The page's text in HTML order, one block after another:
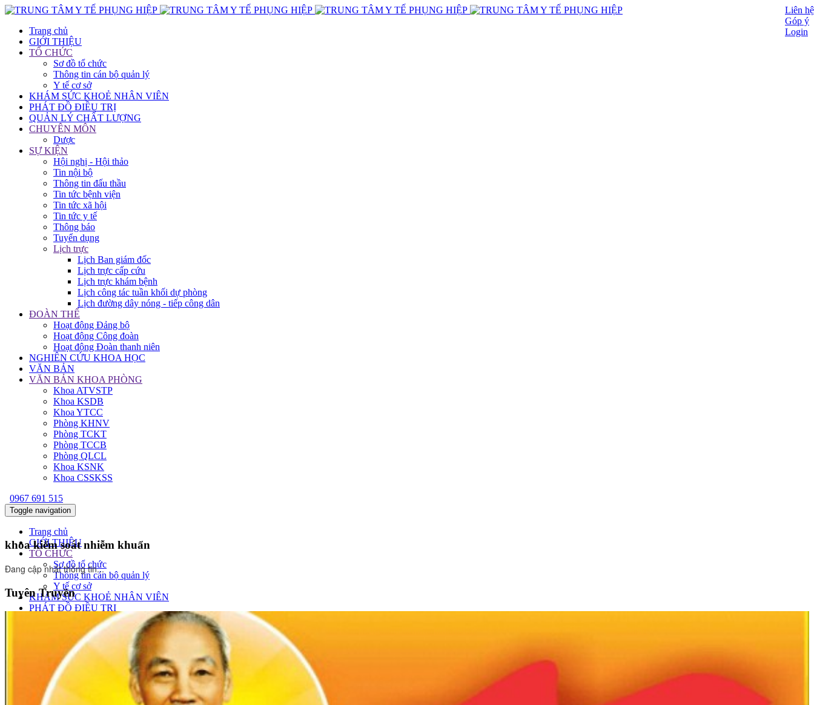
Liên hệ
Góp ý
Login
Trang chủ
GIỚI THIỆU
TỔ CHỨC
Sơ đồ tổ chức
Thông tin cán bộ quản lý
Y tế cơ sở
KHÁM SỨC KHOẺ NHÂN VIÊN
PHÁT ĐỒ ĐIỀU TRỊ
QUẢN LÝ CHẤT LƯỢNG
CHUYÊN MÔN
Dược
SỰ KIỆN
Hội nghị - Hội thảo
Tin nội bộ
Thông tin đấu thầu
Tin tức bệnh viện
Tin tức xã hội
Tin tức y tế
Thông báo
Tuyển dụng
Lịch trực
Lịch Ban giám đốc
Lịch trực cấp cứu
Lịch trực khám bệnh
Lịch công tác tuần khối dự phòng
Lịch đường dây nóng - tiếp công dân
ĐOÀN THỂ
Hoạt động Đảng bộ
Hoạt động Công đoàn
Hoạt động Đoàn thanh niên
NGHIÊN CỨU KHOA HỌC
VĂN BẢN
VĂN BẢN KHOA PHÒNG
Khoa ATVSTP
Khoa KSDB
Khoa YTCC
Phòng KHNV
Phòng TCKT
Phòng TCCB
Phòng QLCL
Khoa KSNK
Khoa CSSKSS
0967 691 515
Toggle navigation
Trang chủ
GIỚI THIỆU
TỔ CHỨC
Sơ đồ tổ chức
Thông tin cán bộ quản lý
Y tế cơ sở
KHÁM SỨC KHOẺ NHÂN VIÊN
PHÁT ĐỒ ĐIỀU TRỊ
QUẢN LÝ CHẤT LƯỢNG
CHUYÊN MÔN
SỰ KIỆN
Hội nghị - Hội thảo
Tin nội bộ
Thông tin đấu thầu
Tin tức bệnh viện
khoa kiểm soát nhiễm khuẩn
Đang cập nhật thông tin...
Tuyên Truyền